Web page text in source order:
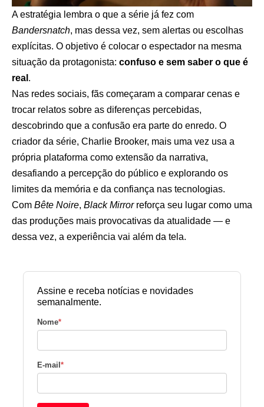
A estratégia lembra o que a série já fez com
Bandersnatch, mas dessa vez, sem alertas ou escolhas
explícitas. O objetivo é colocar o espectador na mesma
situação da protagonista: confuso e sem saber o que é
real .
Nas redes sociais, fãs começaram a comparar cenas e
trocar relatos sobre as diferenças percebidas,
descobrindo que a confusão era parte do enredo. O
criador da série, Charlie Brooker, mais uma vez usa a
própria plataforma como extensão da narrativa,
desafiando a percepção do público e explorando os
limites da memória e da confiança nas tecnologias.
Com Bête Noire, Black Mirrorreforça seu lugar como uma
das produções mais provocativas da atualidade — e
dessa vez, a experiência vai além da tela.
Assine e receba notícias e novidades
semanalmente.
Nome*
E-mail *